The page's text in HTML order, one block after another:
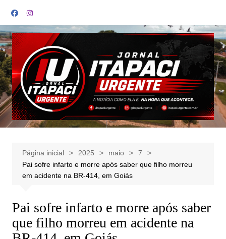
para
o
conteúdo
Página inicial 2025 maio
7
Pai sofre infarto e morre após saber que filho morreu
em acidente na BR-414, em Goiás
Pai sofre infarto e morre após saber
que filho morreu em acidente na